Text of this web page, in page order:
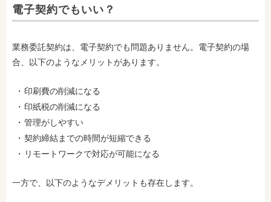
電子契約でもいい？
業務委託契約は、電子契約でも問題ありません。電子契約の場
合、以下のようなメリットがあります。
印刷費の削減になる
印紙税の削減になる
管理がしやすい
契約締結までの時間が短縮できる
リモートワークで対応が可能になる
一方で、以下のようなデメリットも存在します。